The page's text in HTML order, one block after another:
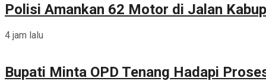
Polisi Amankan 62 Motor di Jalan
4 jam lalu
Bupati Minta OPD Tenang Hadapi